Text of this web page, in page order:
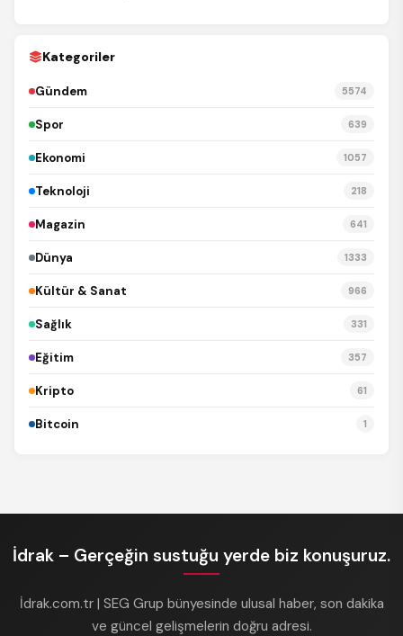
Kategoriler
Gündem 5574
Spor 639
Ekonomi 1057
Teknoloji 218
Magazin 641
Dünya 1333
Kültür & Sanat 966
Sağlık 331
Eğitim 357
Kripto 61
Bitcoin 1
İdrak – Gerçeğin sustuğu yerde biz konuşuruz.
İdrak.com.tr | SEG Grup bünyesinde ulusal haber, son dakika
ve güncel gelişmelerin doğru adresi.